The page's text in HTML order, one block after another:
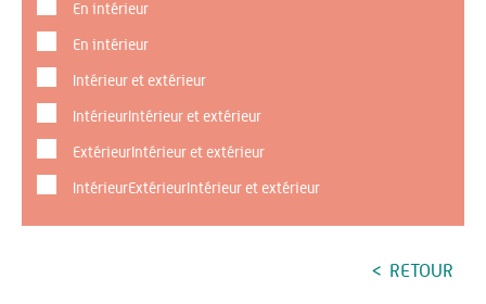
En intérieur
En intérieur
Intérieur et extérieur
IntérieurIntérieur et extérieur
ExtérieurIntérieur et extérieur
IntérieurExtérieurIntérieur et extérieur
RETOUR